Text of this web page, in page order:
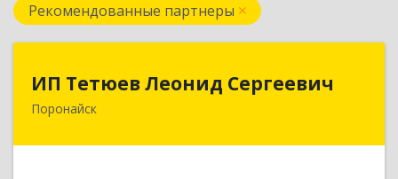
Рекомендованные партнеры
ИП Тетюев Леонид Сергеевич
Поронайск
694242, Сахалинская обл, Поронайск г, Фрунзе